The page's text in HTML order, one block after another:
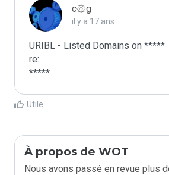
c۞g
il y a 17 ans
URIBL - Listed Domains on *****
re:
*****
Utile
À propos de WOT
Nous avons passé en revue plus